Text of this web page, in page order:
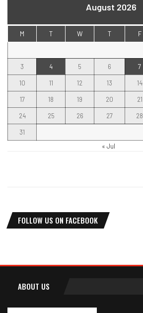
August 2026
M T W T F
3 4 5 6 7
10 11 12 13 14
17 18 19 20 21
24 25 26 27 28
31
« Jul
FOLLOW US ON FACEBOOK
ABOUT US